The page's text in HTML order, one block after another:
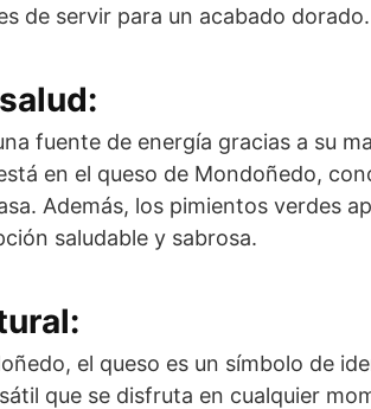
de servir para un acabado dorado.
fuente de energía gracias a su
en el queso de Mondoñedo,
Además, los pimientos verdes
saludable y sabrosa.
el queso es un símbolo de
que se disfruta en cualquier